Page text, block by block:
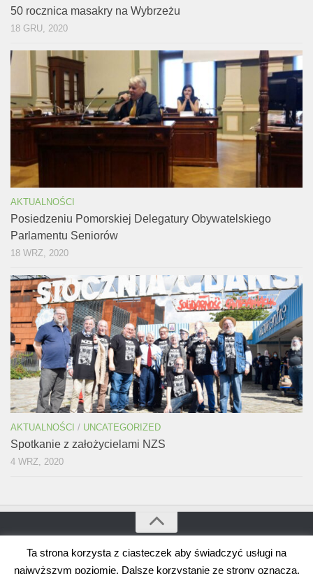
50 rocznica masakry na Wybrzeżu
18 GRU, 2020
AKTUALNOŚCI
Posiedzeniu Pomorskiej Delegatury Obywatelskiego
Parlamentu Seniorów
18 WRZ, 2020
AKTUALNOŚCI / UNCATEGORIZED
Spotkanie z założycielami NZS
4 WRZ, 2020
Bogdan Borusewicz © 2026. Wszystkie prawa zastrzeżone
Wspierane przez WordPress. Szablon autorstwaAlx.
Ta strona korzysta z ciasteczek aby świadczyć usługi na
najwyższym poziomie. Dalsze korzystanie ze strony oznacza,